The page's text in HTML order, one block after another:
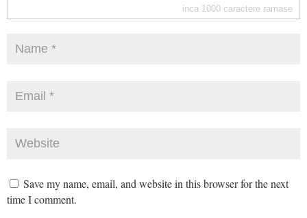
inca 1000 caractere ramase
Save my name, email, and website in this browser for the next
time I comment.